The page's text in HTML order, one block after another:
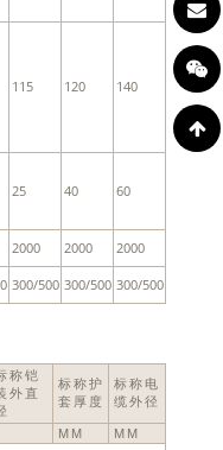
115 120 140
25 40 60
2000 2000 2000
300/500 300/500 300/500
称铠
外直
标称护
套厚度
标称电
缆外径
MM MM